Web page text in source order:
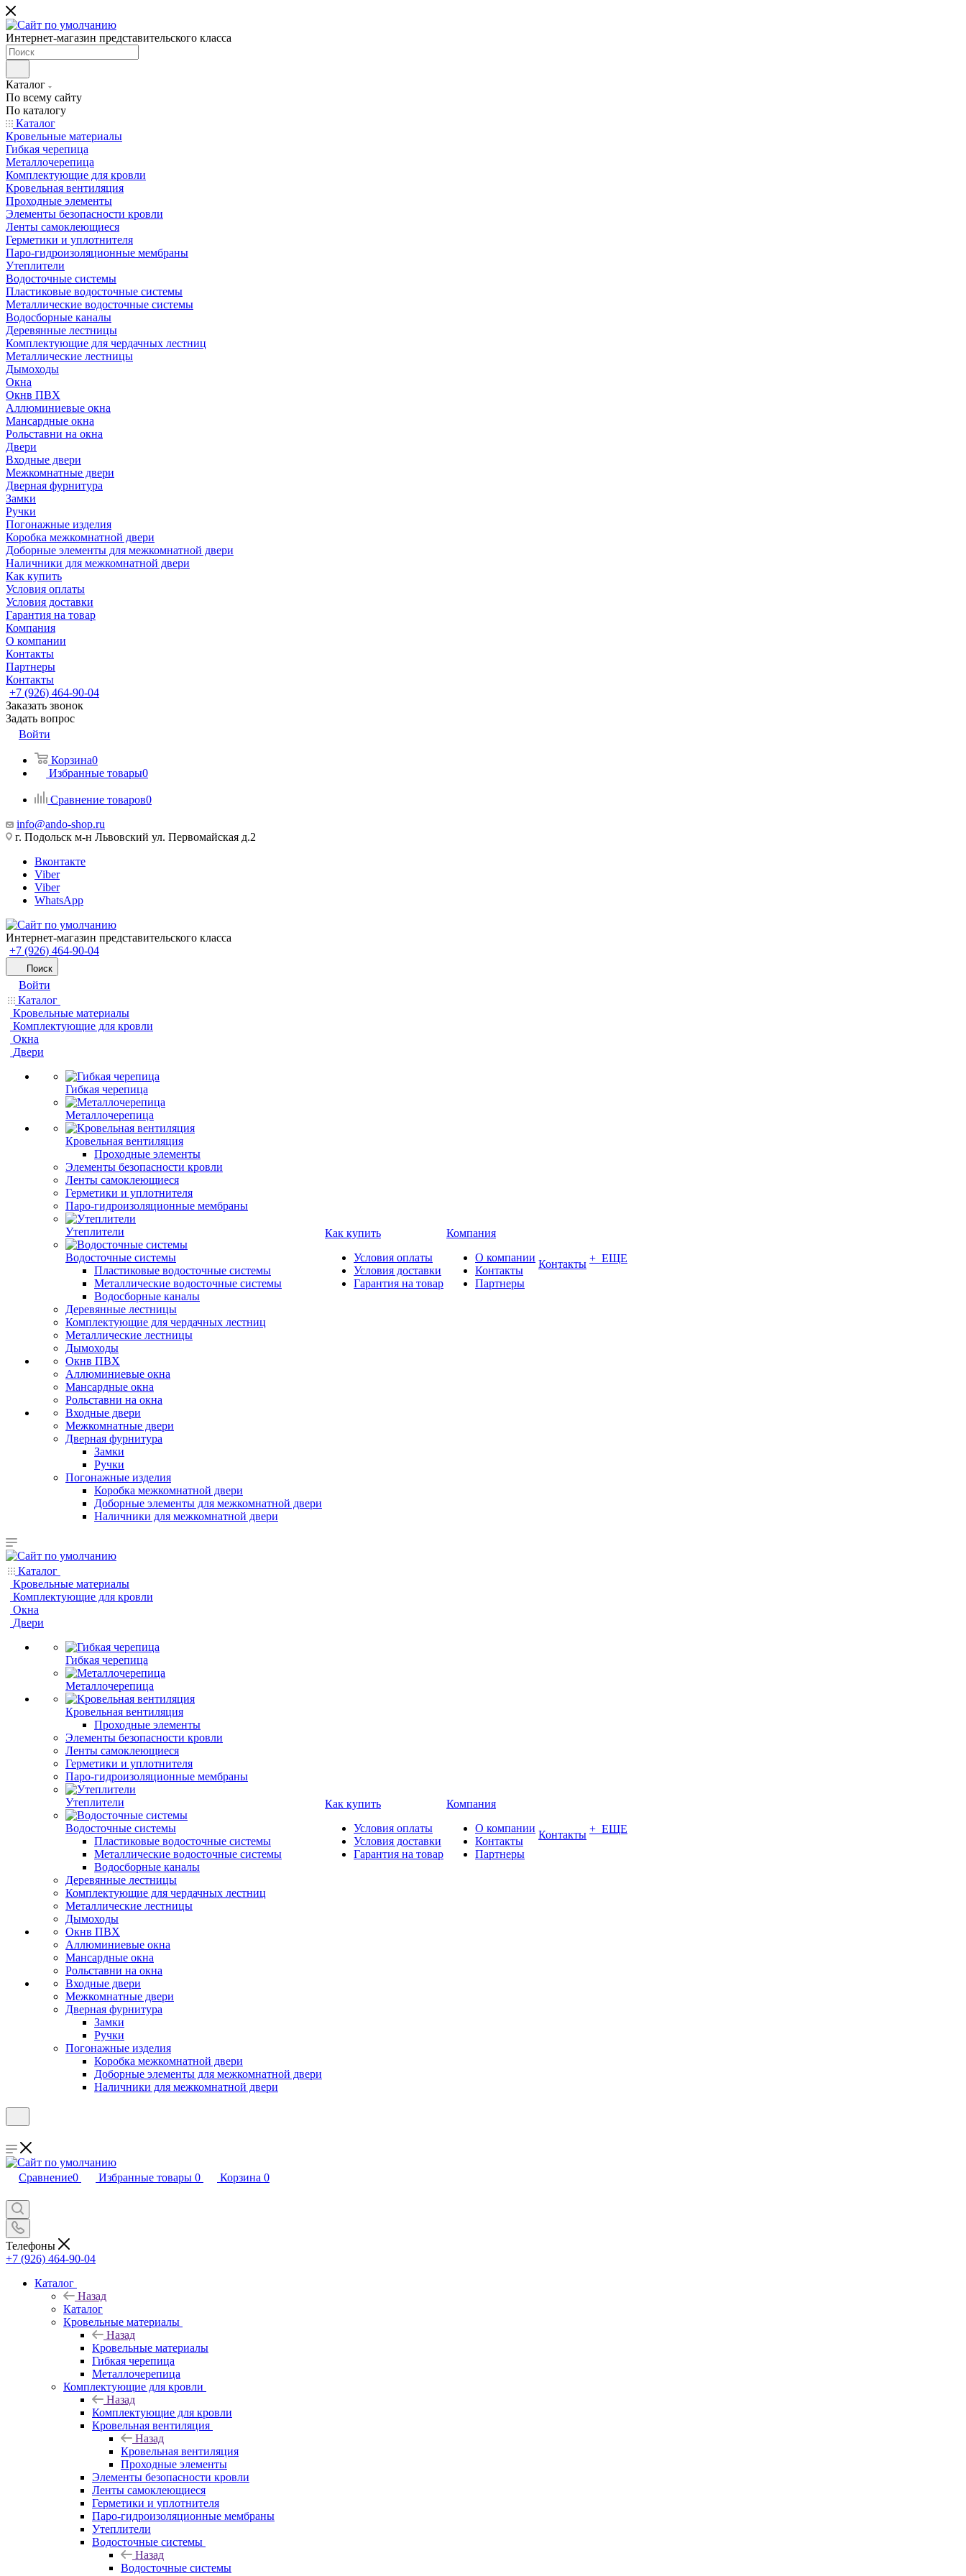
Интернет-магазин представительского класса
Каталог
По всему сайту
По каталогу
Каталог
Кровельные материалы
Гибкая черепица
Металлочерепица
Комплектующие для кровли
Кровельная вентиляция
Проходные элементы
Элементы безопасности кровли
Ленты самоклеющиеся
Герметики и уплотнителя
Паро-гидроизоляционные мембраны
Утеплители
Водосточные системы
Пластиковые водосточные системы
Металлические водосточные системы
Водосборные каналы
Деревянные лестницы
Комплектующие для чердачных лестниц
Металлические лестницы
Дымоходы
Окна
Окнв ПВХ
Аллюминиевые окна
Мансардные окна
Рольставни на окна
Двери
Входные двери
Межкомнатные двери
Дверная фурнитура
Замки
Ручки
Погонажные изделия
Коробка межкомнатной двери
Доборные элементы для межкомнатной двери
Наличники для межкомнатной двери
Как купить
Условия оплаты
Условия доставки
Гарантия на товар
Компания
О компании
Контакты
Партнеры
Контакты
+7 (926) 464-90-04
Заказать звонок
Задать вопрос
Войти
Корзина0
Избранные товары0
Сравнение товаров0
info@ando-shop.ru
г. Подольск м-н Львовский ул. Первомайская д.2
Вконтакте
Viber
Viber
WhatsApp
Интернет-магазин представительского класса
+7 (926) 464-90-04
Поиск
Войти
Каталог
Кровельные материалы
Комплектующие для кровли
Окна
Двери
Гибкая черепица
Металлочерепица
Кровельная вентиляция
Проходные элементы
Элементы безопасности кровли
Ленты самоклеющиеся
Герметики и уплотнителя
Паро-гидроизоляционные мембраны
Утеплители
Водосточные системы
Пластиковые водосточные системы
Металлические водосточные системы
Водосборные каналы
Деревянные лестницы
Комплектующие для чердачных лестниц
Металлические лестницы
Дымоходы
Окнв ПВХ
Аллюминиевые окна
Мансардные окна
Рольставни на окна
Входные двери
Межкомнатные двери
Дверная фурнитура
Замки
Ручки
Погонажные изделия
Коробка межкомнатной двери
Доборные элементы для межкомнатной двери
Наличники для межкомнатной двери
Как купить
Условия оплаты
Условия доставки
Гарантия на товар
Компания
О компании
Контакты
Партнеры
Контакты + ЕЩЕ
Каталог
Кровельные материалы
Комплектующие для кровли
Окна
Двери
Гибкая черепица
Металлочерепица
Кровельная вентиляция
Проходные элементы
Элементы безопасности кровли
Ленты самоклеющиеся
Герметики и уплотнителя
Паро-гидроизоляционные мембраны
Утеплители
Водосточные системы
Пластиковые водосточные системы
Металлические водосточные системы
Водосборные каналы
Деревянные лестницы
Комплектующие для чердачных лестниц
Металлические лестницы
Дымоходы
Окнв ПВХ
Аллюминиевые окна
Мансардные окна
Рольставни на окна
Входные двери
Межкомнатные двери
Дверная фурнитура
Замки
Ручки
Погонажные изделия
Коробка межкомнатной двери
Доборные элементы для межкомнатной двери
Наличники для межкомнатной двери
Как купить
Условия оплаты
Условия доставки
Гарантия на товар
Компания
О компании
Контакты
Партнеры
Контакты + ЕЩЕ
Сравнение0 Избранные товары 0 Корзина 0
Телефоны
+7 (926) 464-90-04
Каталог
Назад
Каталог
Кровельные материалы
Назад
Кровельные материалы
Гибкая черепица
Металлочерепица
Комплектующие для кровли
Назад
Комплектующие для кровли
Кровельная вентиляция
Назад
Кровельная вентиляция
Проходные элементы
Элементы безопасности кровли
Ленты самоклеющиеся
Герметики и уплотнителя
Паро-гидроизоляционные мембраны
Утеплители
Водосточные системы
Назад
Водосточные системы